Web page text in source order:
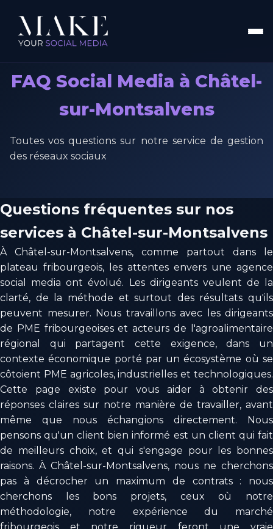
FAQ Social Media à Châtel-
sur-Montsalvens
Toutes vos questions sur notre service de gestion
des réseaux sociaux
Questions fréquentes sur nos
services à Châtel-sur-Montsalvens
À Châtel-sur-Montsalvens, comme partout dans le
plateau fribourgeois, les attentes envers une agence
social media ont évolué. Les dirigeants veulent de la
clarté, de la méthode et surtout des résultats qu'ils
peuvent mesurer. Nous travaillons avec les dirigeants
de PME fribourgeoises et acteurs de l'agroalimentaire
régional qui partagent cette exigence, dans un
contexte économique porté par un écosystème où se
côtoient PME agricoles, industrielles et technologiques.
Cette page existe pour vous aider à obtenir des
réponses claires sur notre manière de travailler, avant
même que nous échangions directement. Nous
pensons qu'un client bien informé est un client qui fait
de meilleurs choix, et qui s'engage pour les bonnes
raisons. À Châtel-sur-Montsalvens, nous ne cherchons
pas à décrocher un maximum de contrats : nous
cherchons les bons projets, ceux où notre
méthodologie, notre expérience du marché